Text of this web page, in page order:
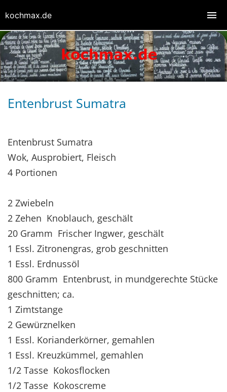
Entenbrust Sumatra
Entenbrust Sumatra
Wok, Ausprobiert, Fleisch
4 Portionen
2 Zwiebeln
2 Zehen Knoblauch, geschält
20 Gramm Frischer Ingwer, geschält
1 Essl. Zitronengras, grob geschnitten
1 Essl. Erdnussöl
800 Gramm Entenbrust, in mundgerechte Stücke
geschnitten; ca.
1 Zimtstange
2 Gewürznelken
1 Essl. Korianderkörner, gemahlen
1 Essl. Kreuzkümmel, gemahlen
1/2 Tasse Kokosflocken
1/2 Tasse Kokoscreme
kochmax.de